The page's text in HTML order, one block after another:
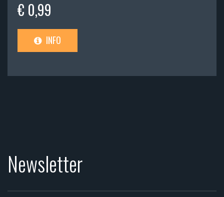
€ 0,99
INFO
Newsletter